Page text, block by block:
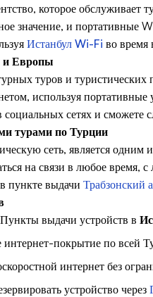
которое
значение, и портативные
Истанбул Wi-Fi во время
и Европы
туров и
используя портативные
социальных сетях и сможете
турами по Турции
сеть, является
на связи в любое время,
пункте выдачи Трабзонский
выдачи устройств в
покрытие по всей
интернет без
устройство через